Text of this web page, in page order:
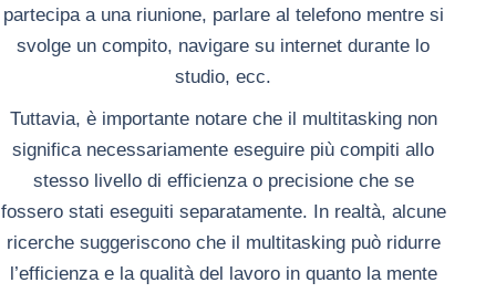
partecipa a una riunione, parlare al telefono mentre si
svolge un compito, navigare su internet durante lo
studio, ecc.
Tuttavia, è importante notare che il multitasking non
significa necessariamente eseguire più compiti allo
stesso livello di efficienza o precisione che se
fossero stati eseguiti separatamente. In realtà, alcune
ricerche suggeriscono che il multitasking può ridurre
l’efficienza e la qualità del lavoro in quanto la mente